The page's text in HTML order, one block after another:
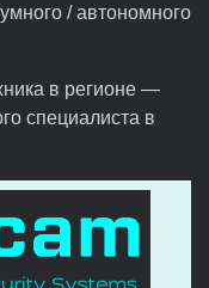
/ автономного
в регионе —
специалиста в